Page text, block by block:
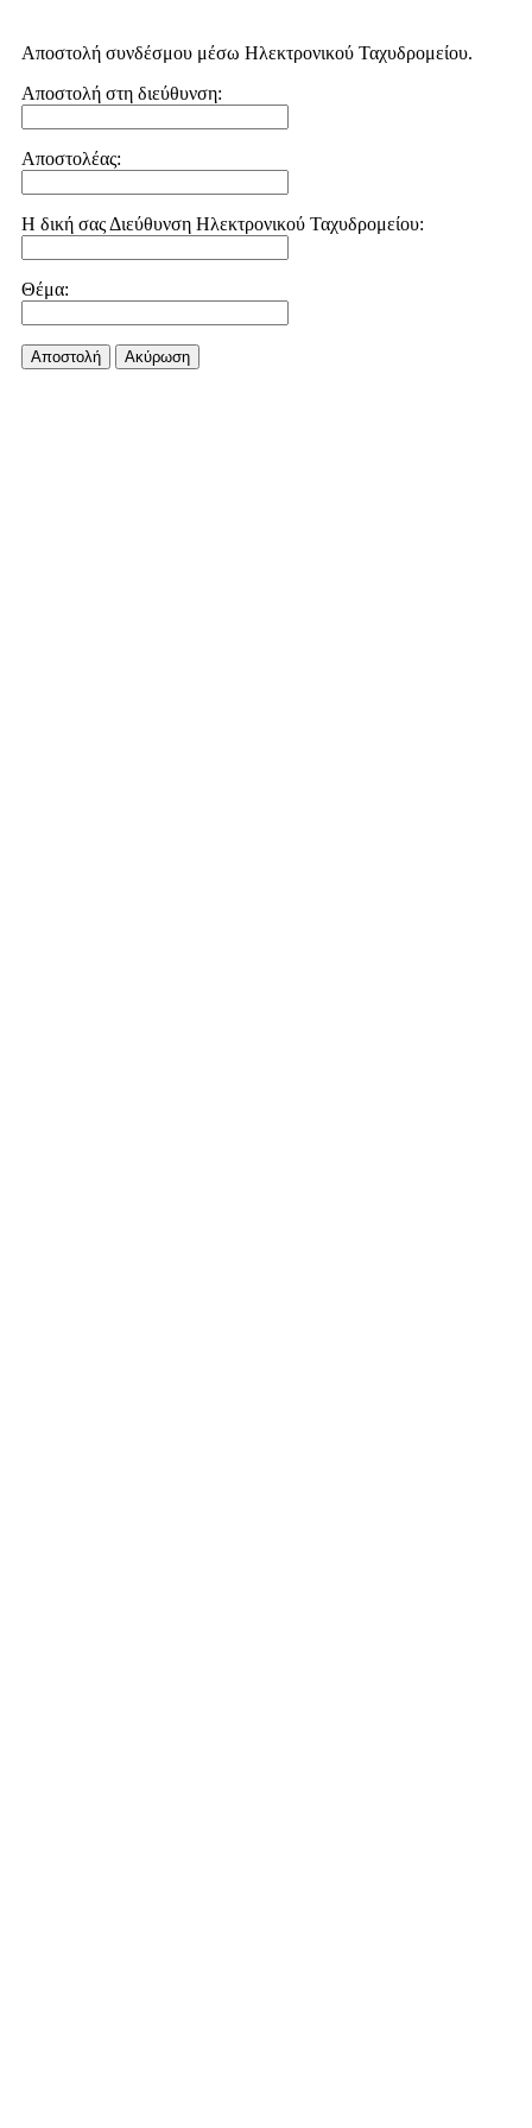
Αποστολή συνδέσμου μέσω Ηλεκτρονικού Ταχυδρομείου.
Αποστολή στη διεύθυνση:
Αποστολέας:
Η δική σας Διεύθυνση Ηλεκτρονικού Ταχυδρομείου:
Θέμα:
Αποστολή Aκύρωση